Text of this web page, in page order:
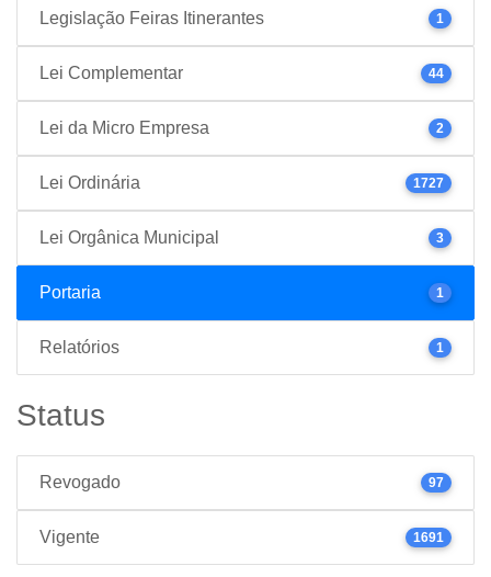
Legislação Feiras Itinerantes 1
Lei Complementar 44
Lei da Micro Empresa 2
Lei Ordinária 1727
Lei Orgânica Municipal 3
Portaria 1
Relatórios 1
Status
Revogado 97
Vigente 1691